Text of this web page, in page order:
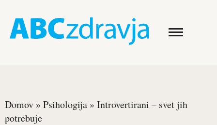
Domov » Psihologija » Introvertirani – svet jih
potrebuje